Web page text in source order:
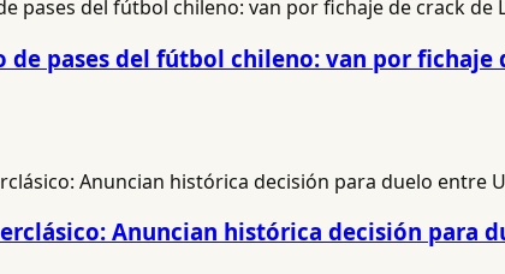
pases del fútbol chileno: van por fichaje
Anuncian histórica decisión para